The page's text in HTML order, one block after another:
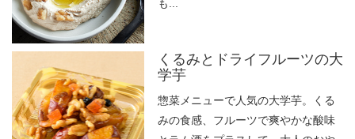
も...
くるみとドライフルーツの大
学芋
惣菜メニューで人気の大学芋。くる
みの食感、フルーツで爽やかな酸味